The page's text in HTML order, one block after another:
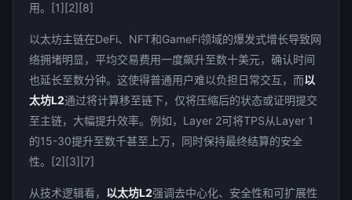
用。[1][2][8]
以太坊主链在DeFi、NFT和GameFi领域的爆发式增长导致网
络拥堵明显，平均交易费用一度飙升至数十美元，确认时间
也延长至数分钟。这使得普通用户难以负担日常交互，而以
太坊L2通过将计算移至链下，仅将压缩后的状态或证明提交
至主链，大幅提升效率。例如，Layer 2可将TPS从Layer 1
的15-30提升至数千甚至上万，同时保持最终结算的安全
性。[2][3][7]
从技术逻辑看， 以太坊L2强调去中心化、安全性和可扩展性